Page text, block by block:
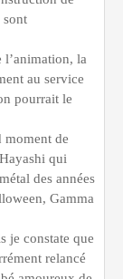
sont
l’animation, la
au service
pourrait le
moment de
qui
des années
Gamma
je constate que
relancé